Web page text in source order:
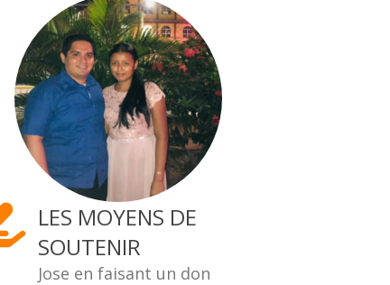
LES MOYENS DE
SOUTENIR
Jose en faisant un don